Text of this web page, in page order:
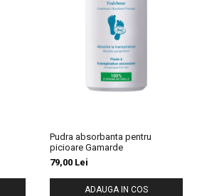
Pudra absorbanta pentru
picioare Gamarde
79,00 Lei
ADAUGA IN COS